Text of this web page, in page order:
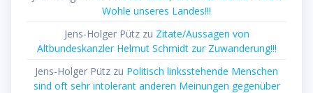
Wohle unseres Landes!!!
Jens-Holger Pützzu Zitate/Aussagen von
Altbundeskanzler Helmut Schmidt zur Zuwanderung!!!
Jens-Holger Pütz zu Politisch linksstehende Menschen
sind oft sehr intolerant anderen Meinungen gegenüber